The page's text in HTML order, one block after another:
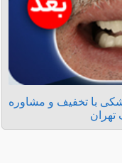
با تخفیف و مشاوره
تهران